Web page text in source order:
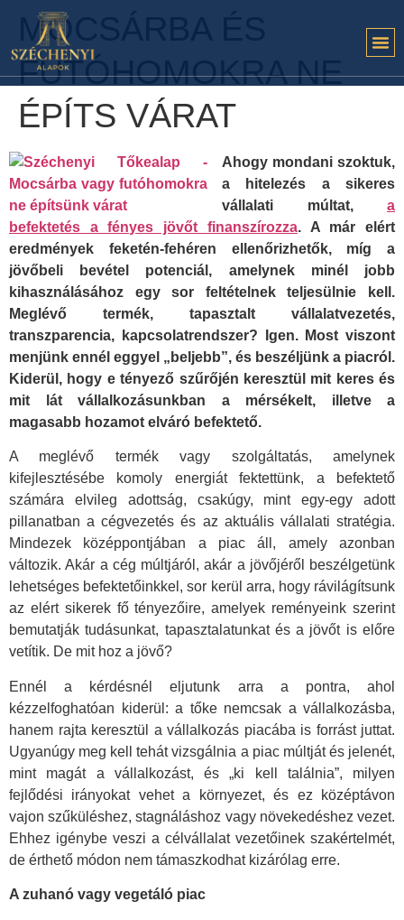
MOCSÁRBA ÉS
FUTÓHOMOKRA NE
ÉPÍTS VÁRAT
Ahogy mondani szoktuk,
a hitelezés a sikeres
vállalati múltat, a
befektetés a fényes jövőt finanszírozza. A már elért
eredmények feketén-fehéren ellenőrizhetők, míg a
jövőbeli bevétel potenciál, amelynek minél jobb
kihasználásához egy sor feltételnek teljesülnie kell.
Meglévő termék, tapasztalt vállalatvezetés,
transzparencia, kapcsolatrendszer? Igen. Most viszont
menjünk ennél eggyel „beljebb”, és beszéljünk a piacról.
Kiderül, hogy e tényező szűrőjén keresztül mit keres és
mit lát vállalkozásunkban a mérsékelt, illetve a
magasabb hozamot elváró befektető.
A meglévő termék vagy szolgáltatás, amelynek
kifejlesztésébe komoly energiát fektettünk, a befektető
számára elvileg adottság, csakúgy, mint egy-egy adott
pillanatban a cégvezetés és az aktuális vállalati stratégia.
Mindezek középpontjában a piac áll, amely azonban
változik. Akár a cég múltjáról, akár a jövőjéről beszélgetünk
lehetséges befektetőinkkel, sor kerül arra, hogy rávilágítsunk
az elért sikerek fő tényezőire, amelyek reményeink szerint
bemutatják tudásunkat, tapasztalatunkat és a jövőt is előre
vetítik. De mit hoz a jövő?
Ennél a kérdésnél eljutunk arra a pontra, ahol
kézzelfoghatóan kiderül: a tőke nemcsak a vállalkozásba,
hanem rajta keresztül a vállalkozás piacába is forrást juttat.
Ugyanúgy meg kell tehát vizsgálnia a piac múltját és jelenét,
mint magát a vállalkozást, és „ki kell találnia”, milyen
fejlődési irányokat vehet a környezet, és ez középtávon
vajon szűküléshez, stagnáláshoz vagy növekedéshez vezet.
Ehhez igénybe veszi a célvállalat vezetőinek szakértelmét,
de érthető módon nem támaszkodhat kizárólag erre.
A zuhanó vagy vegetáló piac